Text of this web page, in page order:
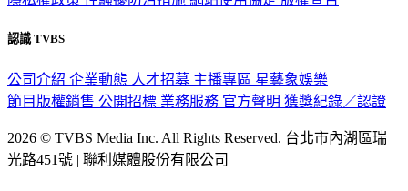
認識 TVBS
公司介紹 企業動態 人才招募 主播專區 星藝象娛樂
節目版權銷售 公開招標 業務服務 官方聲明 獲獎紀錄／認證
2026 © TVBS Media Inc. All Rights Reserved. 台北市內湖區瑞
光路451號 | 聯利媒體股份有限公司